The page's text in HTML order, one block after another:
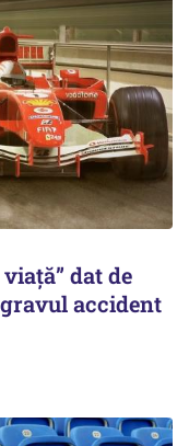
dat de
accident